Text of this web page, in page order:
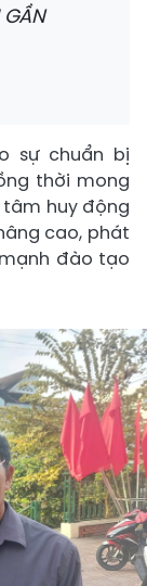
sự chuẩn bị
thời mong
tâm huy động
cao, phát
đào tạo